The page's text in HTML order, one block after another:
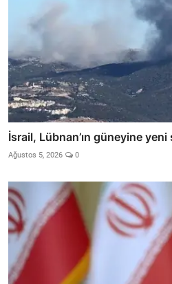
İsrail, Lübnan’ın güneyine yeni
Ağustos 5, 2026 0